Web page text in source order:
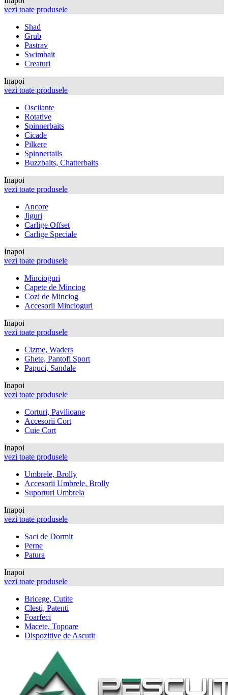
vezi toate produsele
Shad
Grub
Pastrav
Swimbait
Creaturi
Inapoi
vezi toate produsele
Oscilante
Rotative
Spinnerbaits
Cicade
Pilkere
Spinnertails
Buzzbaits, Chatterbaits
Inapoi
vezi toate produsele
Ancore
Jiguri
Carlige Offset
Carlige Speciale
Inapoi
vezi toate produsele
Mincioguri
Capete de Minciog
Cozi de Minciog
Accesorii Mincioguri
Inapoi
vezi toate produsele
Cizme, Waders
Ghete, Pantofi Sport
Papuci, Sandale
Inapoi
vezi toate produsele
Corturi, Pavilioane
Accesorii Cort
Cuie Cort
Inapoi
vezi toate produsele
Umbrele, Brolly
Accesorii Umbrele, Brolly
Suporturi Umbrela
Inapoi
vezi toate produsele
Saci de Dormit
Perne
Patura
Inapoi
vezi toate produsele
Bricege, Cutite
Clesti, Patenti
Foarfeci
Macete, Topoare
Dispozitive de Ascutit